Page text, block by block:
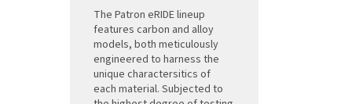
The Patron eRIDE lineup
features carbon and alloy
models, both meticulously
engineered to harness the
unique charactersitics of
each material. Subjected to